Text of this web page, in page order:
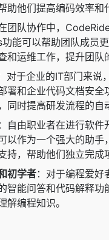
助他们提高编码效率和
团队协作中，
能可以帮助团队成员
和运维工作，提升团队
对于企业的IT部门来说
署和企业代码文档安全
同时提高研发流程的自
：自由职业者在进行软件
以作为一个强大的助手
持，帮助他们独立完成
初学者：对于编程爱好
智能问答和代码解释功
解编程知识。